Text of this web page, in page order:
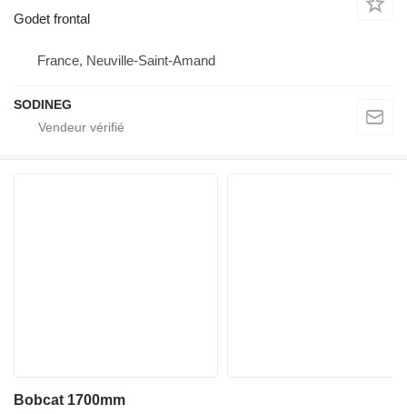
Godet frontal
France, Neuville-Saint-Amand
SODINEG
Bobcat 1700mm